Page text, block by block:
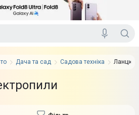
Дача та сад Садова техніка